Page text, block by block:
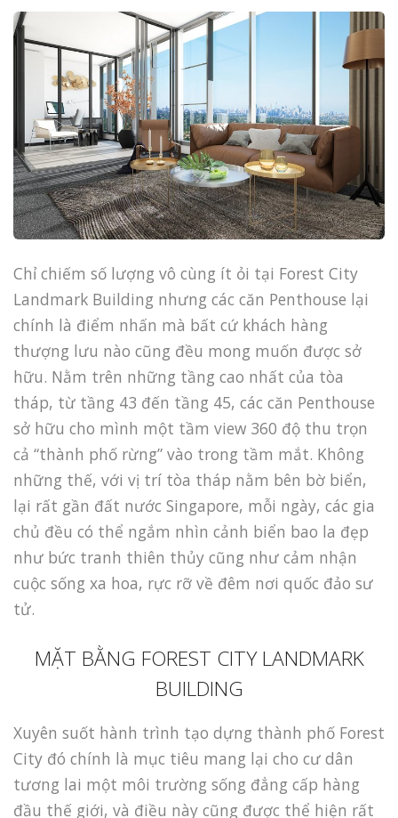
Chỉ chiếm số lượng vô cùng ít ỏi tại Forest City
Landmark Building nhưng các căn Penthouse lại
chính là điểm nhấn mà bất cứ khách hàng
thượng lưu nào cũng đều mong muốn được sở
hữu. Nằm trên những tầng cao nhất của tòa
tháp, từ tầng 43 đến tầng 45, các căn Penthouse
sở hữu cho mình một tầm view 360 độ thu trọn
cả “thành phố rừng” vào trong tầm mắt. Không
những thế, với vị trí tòa tháp nằm bên bờ biển,
lại rất gần đất nước Singapore, mỗi ngày, các gia
chủ đều có thể ngắm nhìn cảnh biển bao la đẹp
như bức tranh thiên thủy cũng như cảm nhận
cuộc sống xa hoa, rực rỡ về đêm nơi quốc đảo sư
tử.
MẶT BẰNG FOREST CITY LANDMARK
BUILDING
Xuyên suốt hành trình tạo dựng thành phố Forest
City đó chính là mục tiêu mang lại cho cư dân
tương lai một môi trường sống đẳng cấp hàng
đầu thế giới, và điều này cũng được thể hiện rất